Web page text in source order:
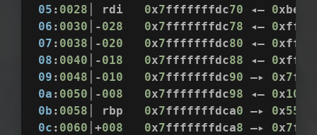
05 : 0028 │ rdi 0x7fffffffdc70 ◂— 0
06 : 0030 │-028 0x7fffffffdc78 ◂— 0
07 : 0038 │-020 0x7fffffffdc80 ◂— 0
08 : 0040 │-018 0x7fffffffdc88 ◂— 0
09 : 0048 │-010 0x7fffffffdc90 —▸ 0x7
0a : 0050 │-008 0x7fffffffdc98 ◂— 0x
0b : 0058 │ rbp 0x7fffffffdca0 —▸ 0x
0c : 0060 │+008 0x7fffffffdca8 —▸ 0x7